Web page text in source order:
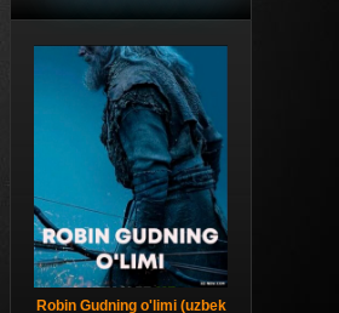
Robin Gudning o'limi (uzbek